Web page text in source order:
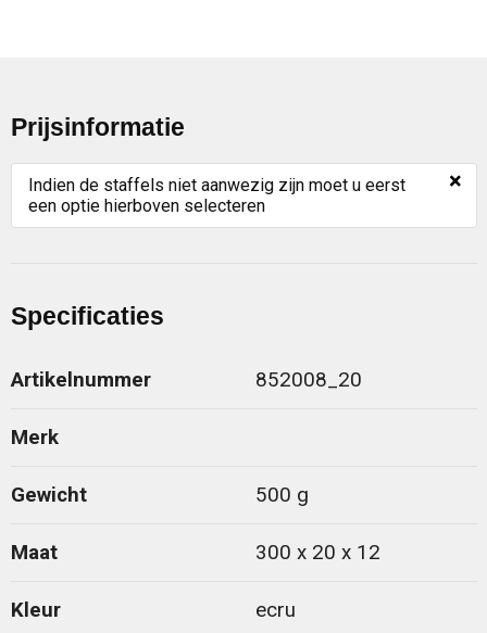
Prijsinformatie
Indien de staffels niet aanwezig zijn moet u eerst
een optie hierboven selecteren
×
Specificaties
Artikelnummer 852008_20
Merk
Gewicht 500 g
Maat 300 x 20 x 12
Kleur ecru